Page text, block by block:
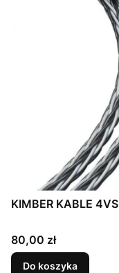
KIMBER KABLE 4VS
Cena
80,00 zł
Do koszyka